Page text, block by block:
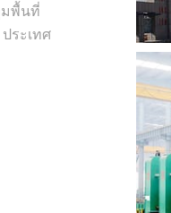
มพื้นที่
ระเทศ